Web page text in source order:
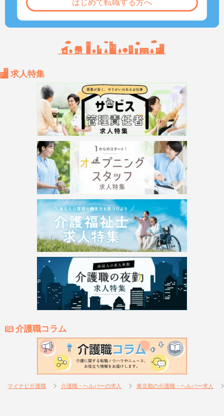
はじめて転職する方へ
求人特集
介護職コラム
マイナビ介護職 介護職・ヘルパーの求人 東京都の介護職・ヘルパー求人